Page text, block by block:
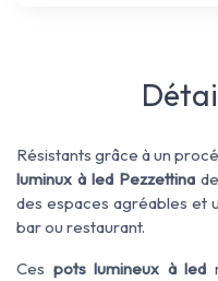
Résistants grâce à un
luminux à led Pezzettina
des espaces agréables et
bar ou restaurant.
Ces pots lumineux à led